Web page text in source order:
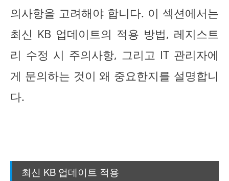
의사항을 고려해야 합니다. 이 섹션에서는
최신 KB 업데이트의 적용 방법, 레지스트
리 수정 시 주의사항, 그리고 IT 관리자에
게 문의하는 것이 왜 중요한지를 설명합니
다.
최신 KB 업데이트 적용